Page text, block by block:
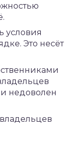
условия
Это несёт
недоволен